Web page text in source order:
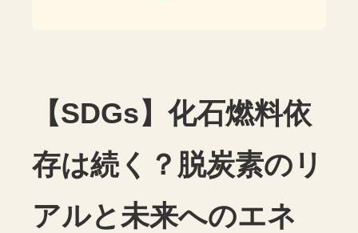
【SDGs】化石燃料依
存は続く？脱炭素のリ
アルと未来へのエネ